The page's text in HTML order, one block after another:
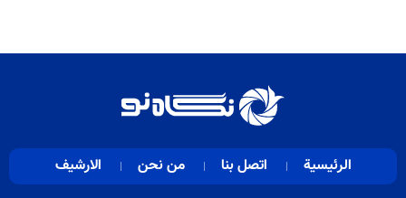
الرئيسية اتصل بنا من نحن الارشيف